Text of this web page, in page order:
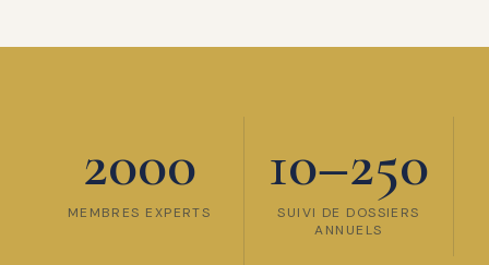
2000
MEMBRES EXPERTS
10–250
SUIVI DE DOSSIERS
ANNUELS